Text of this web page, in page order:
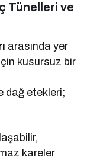
Tünelleri ve
arasında yer
kusursuz bir
dağ etekleri;
kareler